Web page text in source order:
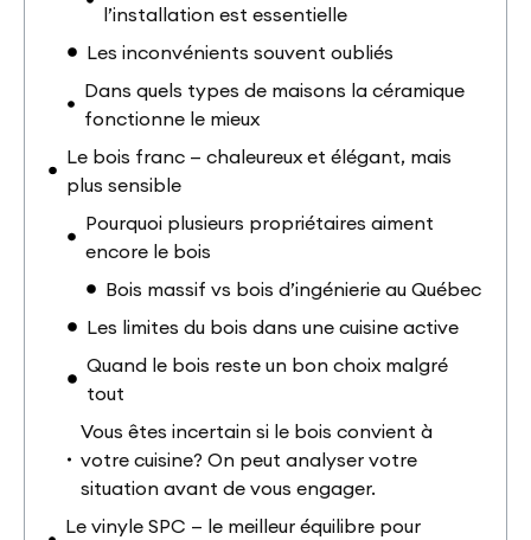
l’installation est essentielle
Les inconvénients souvent oubliés
Dans quels types de maisons la céramique
fonctionne le mieux
Le bois franc — chaleureux et élégant, mais
plus sensible
Pourquoi plusieurs propriétaires aiment
encore le bois
Bois massif vs bois d’ingénierie au Québec
Les limites du bois dans une cuisine active
Quand le bois reste un bon choix malgré
tout
Vous êtes incertain si le bois convient à
votre cuisine? On peut analyser votre
situation avant de vous engager.
Le vinyle SPC — le meilleur équilibre pour